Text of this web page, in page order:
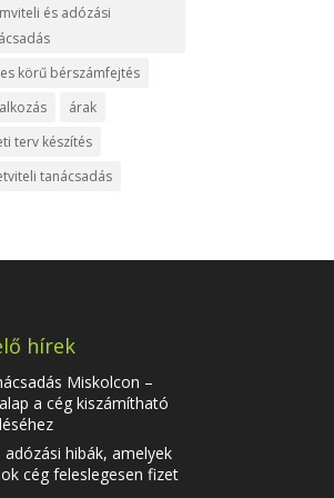
és adózási
körű bérszámfejtés
árak
terv készítés
tanácsadás
hírek
Miskolcon –
a cég kiszámítható
adózási hibák, amelyek
cég feleslegesen fizet